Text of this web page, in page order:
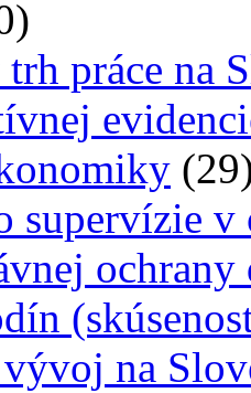
práce na
supervízie
na